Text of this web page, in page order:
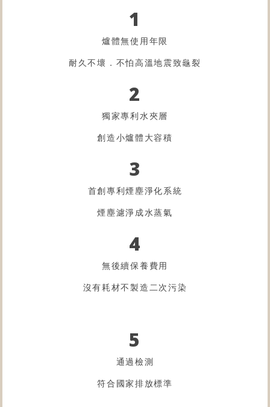
1
爐體無使用年限
耐久不壞．不怕高溫地震致龜裂
2
獨家專利水夾層
創造小爐體大容積
3
首創專利煙塵淨化系統
煙塵濾淨成水蒸氣
4
無後續保養費用
沒有耗材不製造二次污染
5
通過檢測
符合國家排放標準